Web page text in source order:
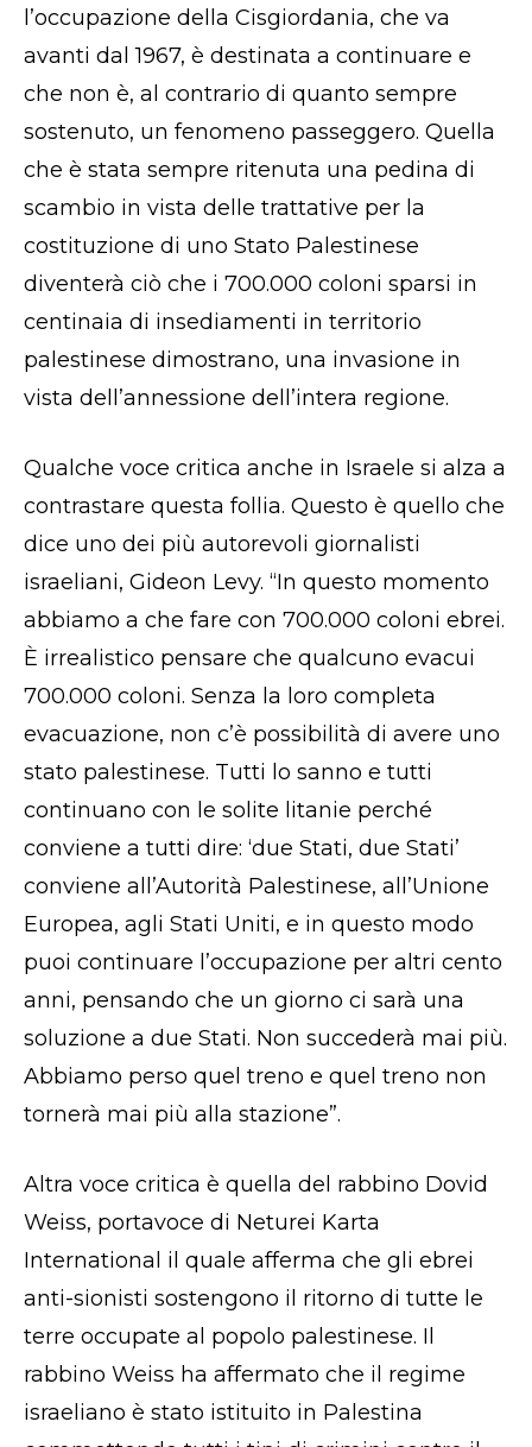
l’occupazione della Cisgiordania, che va
avanti dal 1967, è destinata a continuare e
che non è, al contrario di quanto sempre
sostenuto, un fenomeno passeggero. Quella
che è stata sempre ritenuta una pedina di
scambio in vista delle trattative per la
costituzione di uno Stato Palestinese
diventerà ciò che i 700.000 coloni sparsi in
centinaia di insediamenti in territorio
palestinese dimostrano, una invasione in
vista dell’annessione dell’intera regione.
Qualche voce critica anche in Israele si alza a
contrastare questa follia. Questo è quello che
dice uno dei più autorevoli giornalisti
israeliani, Gideon Levy. “In questo momento
abbiamo a che fare con 700.000 coloni ebrei.
È irrealistico pensare che qualcuno evacui
700.000 coloni. Senza la loro completa
evacuazione, non c’è possibilità di avere uno
stato palestinese. Tutti lo sanno e tutti
continuano con le solite litanie perché
conviene a tutti dire: ‘due Stati, due Stati’
conviene all’Autorità Palestinese, all’Unione
Europea, agli Stati Uniti, e in questo modo
puoi continuare l’occupazione per altri cento
anni, pensando che un giorno ci sarà una
soluzione a due Stati. Non succederà mai più.
Abbiamo perso quel treno e quel treno non
tornerà mai più alla stazione”.
Altra voce critica è quella del rabbino Dovid
Weiss, portavoce di Neturei Karta
International il quale afferma che gli ebrei
anti-sionisti sostengono il ritorno di tutte le
terre occupate al popolo palestinese. Il
rabbino Weiss ha affermato che il regime
israeliano è stato istituito in Palestina